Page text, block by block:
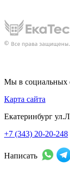
Мы в социальных
Карта сайта
Екатеринбург
+7 (343) 20-20-248
Написать